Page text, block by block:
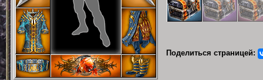
Поделиться страницей: